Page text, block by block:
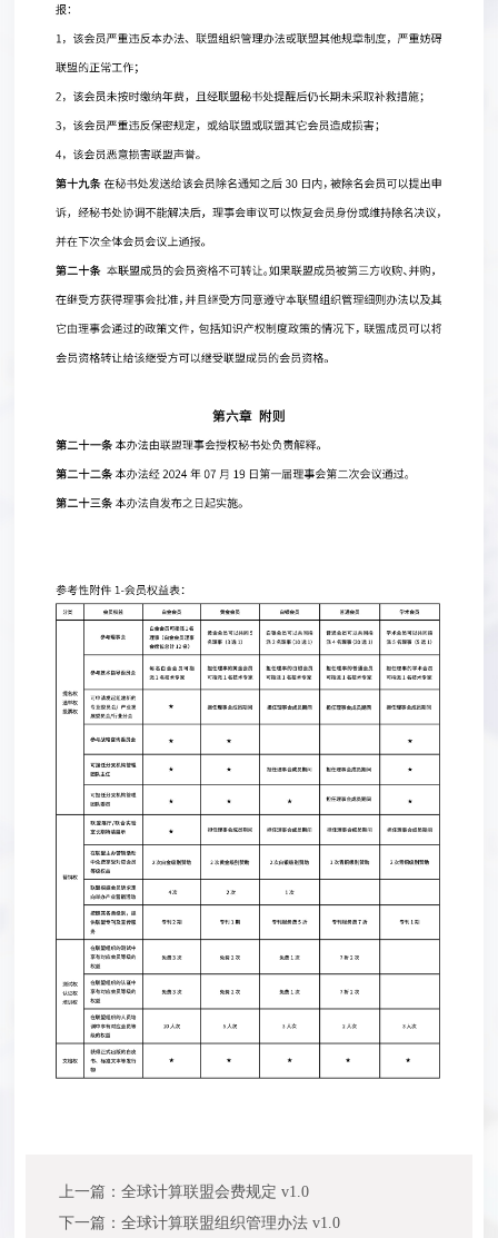
上一篇：全球计算联盟会费规定 v1.0
下一篇：全球计算联盟组织管理办法 v1.0